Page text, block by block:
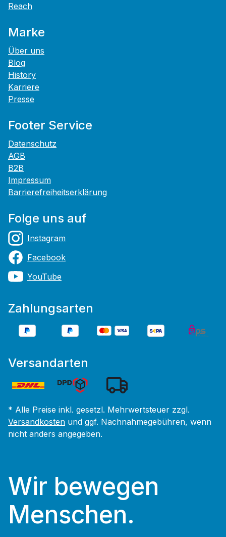
Reach
Marke
Über uns
Blog
History
Karriere
Presse
Footer Service
Datenschutz
AGB
B2B
Impressum
Barrierefreiheitserklärung
Folge uns auf
Instagram
Facebook
YouTube
Zahlungsarten
Versandarten
* Alle Preise inkl. gesetzl. Mehrwertsteuer zzgl.
Versandkosten und ggf. Nachnahmegebühren, wenn
nicht anders angegeben.
Wir bewegen
Menschen.